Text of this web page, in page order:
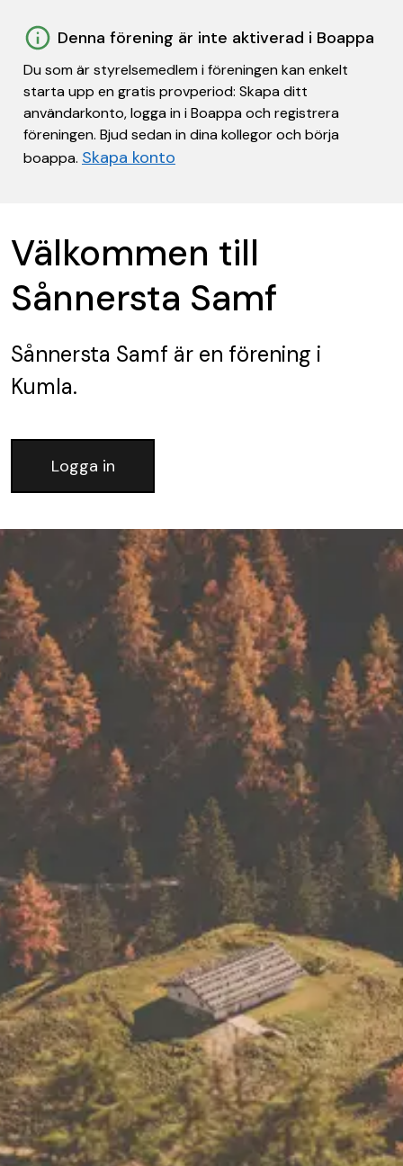
Denna förening är inte aktiverad i Boappa
Du som är styrelsemedlem i föreningen kan enkelt
starta upp en gratis provperiod: Skapa ditt
användarkonto, logga in i Boappa och registrera
föreningen. Bjud sedan in dina kollegor och börja
boappa. Skapa konto
Välkommen till
Sånnersta Samf
Sånnersta Samf är en förening i
Kumla.
Logga in